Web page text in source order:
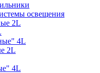
освещения
2L
4L
2L
4L